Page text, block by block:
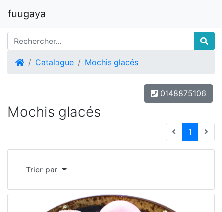
fuugaya
Accueil
Catalogue Mochis glacés
0148875106
Mochis glacés
1
Trier par